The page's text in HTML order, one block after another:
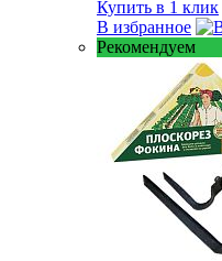
Купить в 1 клик
В избранное
Рекомендуем